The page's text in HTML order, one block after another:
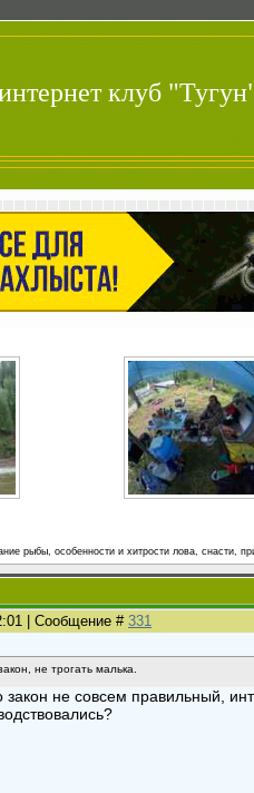
клуб
рыбы, особенности и хитрости лова, снасти,
| Сообщение # 331
не трогать малька.
закон не совсем правильный,